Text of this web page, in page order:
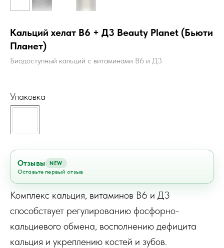
Кальций хелат В6 + Д3 Beauty Planet (Бьюти
Планет)
Биодоступный кальций с витаминами В6 и Д3
Упаковка
Отзывы NEW
Оставьте первый отзыв
Комплекс кальция, витаминов В6 и Д3
способствует регулированию фосфорно-
кальциевого обмена, восполнению дефицита
кальция и укреплению костей и зубов.